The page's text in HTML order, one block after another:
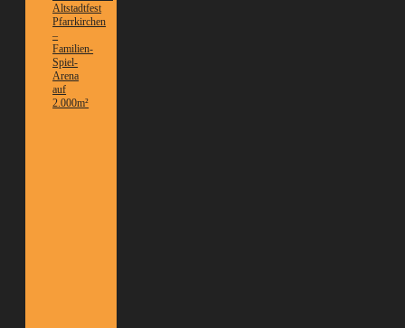
Altstadtfest
Pfarrkirchen
–
Familien-
Spiel-
Arena
auf
2.000m²